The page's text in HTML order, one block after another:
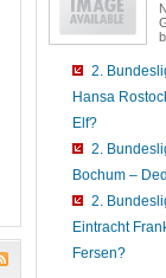
2.
Hansa
Elf?
2.
Bochum –
2.
Eintracht
Fersen?